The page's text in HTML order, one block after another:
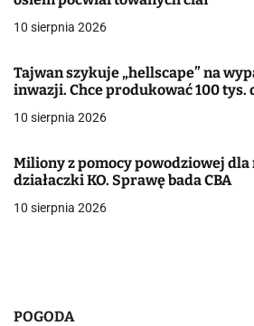
c
a
w
i
s
10 sierpnia 2026
Tajwan szykuje „hellscape” na
inwazji. Chce produkować 100
10 sierpnia 2026
Miliony z pomocy powodziowej dla
działaczki KO. Sprawę bada CBA
10 sierpnia 2026
POGODA